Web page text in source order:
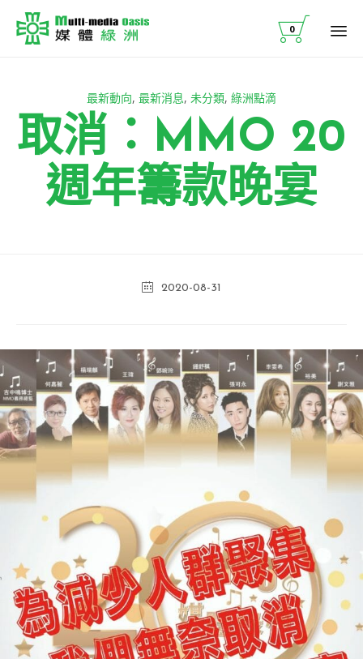

0
取消：MMO 20
週年籌款晚宴
Category
最新動向, 最新消息, 未分類, 綠洲點滴
2020-08-31